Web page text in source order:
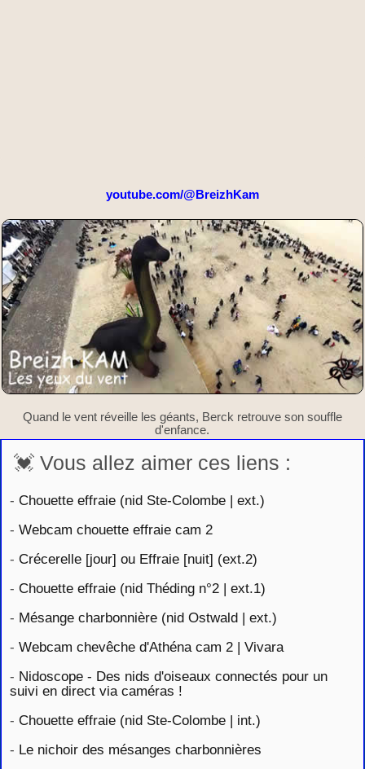
youtube.com/@BreizhKam
Quand le vent réveille les géants, Berck retrouve son souffle
d'enfance.
💓 Vous allez aimer ces liens :
- Chouette effraie (nid Ste-Colombe | ext.)
- Webcam chouette effraie cam 2
- Crécerelle [jour] ou Effraie [nuit] (ext.2)
- Chouette effraie (nid Théding n°2 | ext.1)
- Mésange charbonnière (nid Ostwald | ext.)
- Webcam chevêche d'Athéna cam 2 | Vivara
- Nidoscope - Des nids d'oiseaux connectés pour un
suivi en direct via caméras !
- Chouette effraie (nid Ste-Colombe | int.)
- Le nichoir des mésanges charbonnières